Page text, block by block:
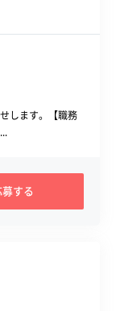
します。【職務
募する